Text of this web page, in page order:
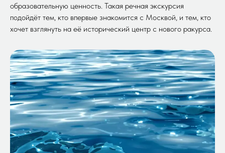
образовательную ценность. Такая речная экскурсия
подойдёт тем, кто впервые знакомится с Москвой, и тем, кто
хочет взглянуть на её исторический центр с нового ракурса.